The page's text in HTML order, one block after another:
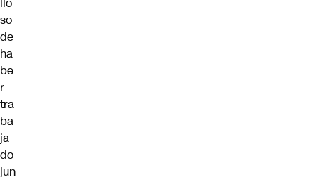
so
de
ha
be
r
tra
ba
ja
do
jun